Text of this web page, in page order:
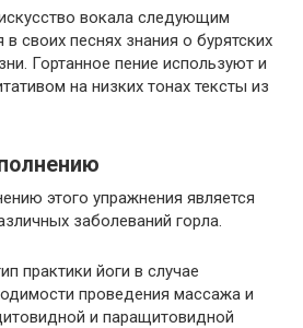
вокала следующим
своих песнях знания о бурятских
Гортанное пение используют и
на низких тонах тексты из
этого упражнения является
заболеваний горла.
практики йоги в случае
проведения массажа и
и паращитовидной